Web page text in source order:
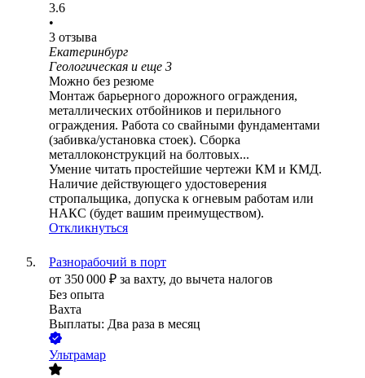
3.6
•
3 отзыва
Екатеринбург
Геологическая и еще 3
Можно без резюме
Монтаж барьерного дорожного ограждения,
металлических отбойников и перильного
ограждения. Работа со свайными фундаментами
(забивка/установка стоек). Сборка
металлоконструкций на болтовых...
Умение читать простейшие чертежи КМ и КМД.
Наличие действующего удостоверения
стропальщика, допуска к огневым работам или
НАКС (будет вашим преимуществом).
Откликнуться
Разнорабочий в порт
от 350 000 ₽ за вахту, до вычета налогов
Без опыта
Вахта
Выплаты: Два раза в месяц
Ультрамар